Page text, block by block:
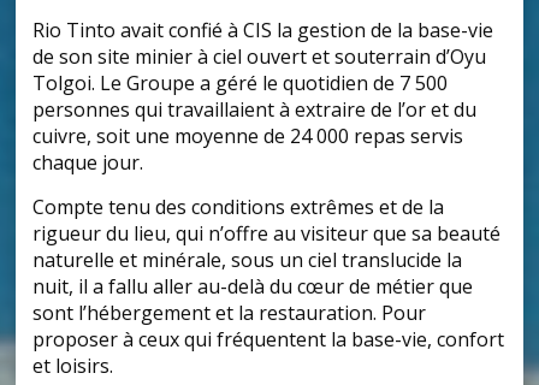
Rio Tinto avait confié à CIS la gestion de la base-vie
de son site minier à ciel ouvert et souterrain d’Oyu
Tolgoi. Le Groupe a géré le quotidien de 7 500
personnes qui travaillaient à extraire de l’or et du
cuivre, soit une moyenne de 24 000 repas servis
chaque jour.
Compte tenu des conditions extrêmes et de la
rigueur du lieu, qui n’offre au visiteur que sa beauté
naturelle et minérale, sous un ciel translucide la
nuit, il a fallu aller au-delà du cœur de métier que
sont l’hébergement et la restauration. Pour
proposer à ceux qui fréquentent la base-vie, confort
et loisirs.